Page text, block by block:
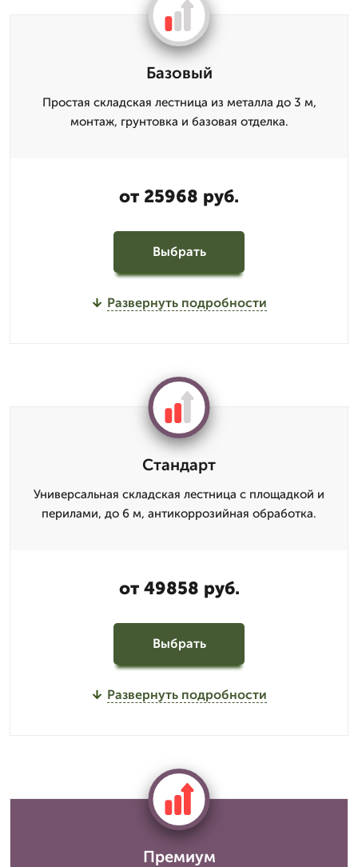
Базовый
Простая складская лестница из металла до 3 м,
монтаж, грунтовка и базовая отделка.
от 25968 руб.
Выбрать
Развернуть подробности
Стандарт
Универсальная складская лестница с площадкой и
перилами, до 6 м, антикоррозийная обработка.
от 49858 руб.
Выбрать
Развернуть подробности
Премиум